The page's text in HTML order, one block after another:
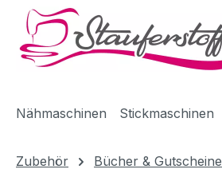
Hauptinhalt springen
Zur Suche springen
Zur Hauptnavigation springen
Nähmaschinen Stickmaschinen
Zubehör Bücher & Gutscheine